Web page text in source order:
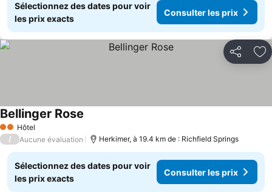
Sélectionnez des dates pour voir
les prix exacts
Consulter les prix
Partager
2 Étoiles
Hôtel
Bellinger Rose
/ Aucune évaluation Herkimer, à 19.4 km de : Richfield Springs
Sélectionnez des dates pour voir
les prix exacts
Consulter les prix